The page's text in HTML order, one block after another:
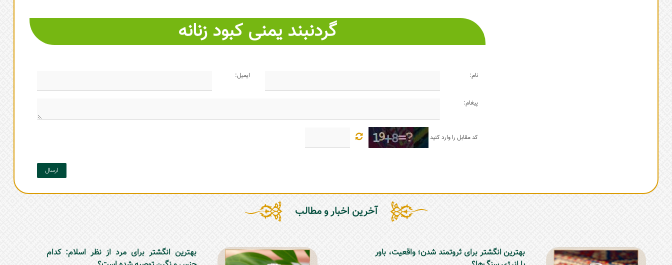
گردنبند یمنی کبود زنانه
نام: ایمیل:
پیغام:
کد مقابل را وارد کنید
ارسال
آخرین اخبار و مطالب
بهترین انگشتر برای ثروتمند شدن؛ واقعیت، باور
بهترین انگشتر برای مرد از نظر اسلام: کدام